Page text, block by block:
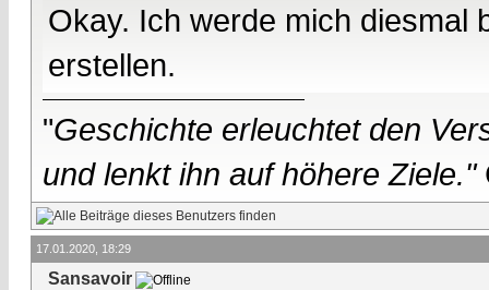
Okay. Ich werde mich diesmal
erstellen.
"Geschichte erleuchtet den
und lenkt ihn auf höhere Ziele."
17.01.2020, 18:29
Sansavoir